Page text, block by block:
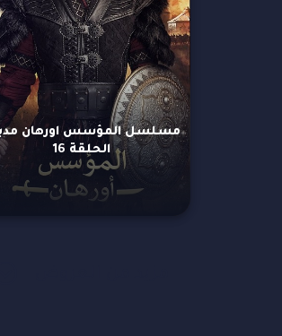
مسلسل المؤسس اورهان
الحلقة 16